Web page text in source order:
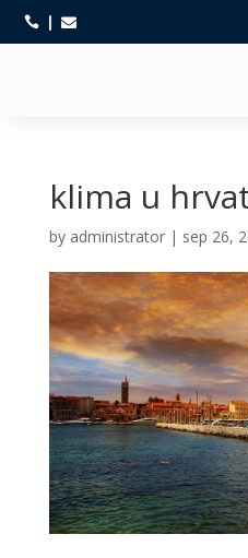
 
klima u
by administrator| sep 26,